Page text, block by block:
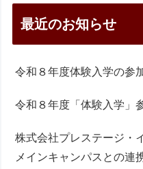
最近のお知らせ
令和８年度体験入学の参
令和８年度「体験入学」
株式会社プレステージ・
メインキャンパスとの連